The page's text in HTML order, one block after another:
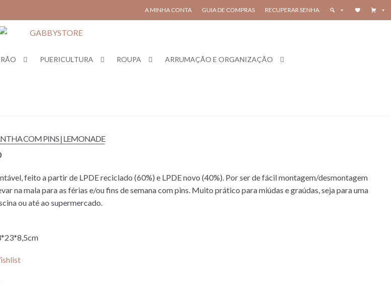
RECUPERAR SENHA
GUIA DE COMPRAS
A MINHA CONTA
PUERICULTURA ROUPA ARRUMAÇÃO E ORGANIZAÇÃO
COM PINS | LEMONADE
feito a partir de LPDE reciclado (60%) e LPDE novo (40%). Por ser de fácil montagem/desmontagem
na mala para as férias e/ou fins de semana com pins. Muito prático para miúdas e graúdas, seja para uma
ou até ao supermercado.